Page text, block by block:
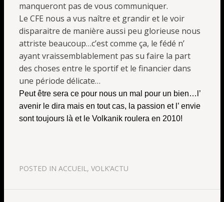
manqueront pas de vous communiquer.
Le CFE nous a vus naître et grandir et le voir
disparaitre de manière aussi peu glorieuse nous
attriste beaucoup…c’est comme ça, le fédé n’
ayant vraissemblablement pas su faire la part
des choses entre le sportif et le financier dans
une période délicate…
Peut être sera ce pour nous un mal pour un bien…l’
avenir le dira mais en tout cas, la passion et l’ envie
sont toujours là et le Volkanik roulera en 2010!
POSTED IN ACCUEIL, VOLK’ACTU